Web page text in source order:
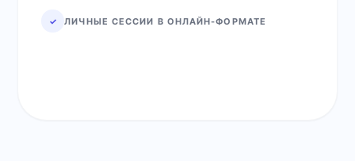
✓ ЛИЧНЫЕ СЕССИИ В ОНЛАЙН-ФОРМАТЕ